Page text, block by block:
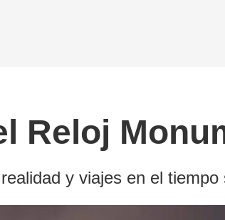
Reloj
y viajes en el tiempo